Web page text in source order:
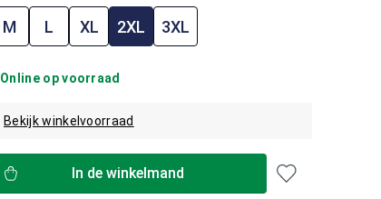
M L XL 2XL 3XL
Online op voorraad
Bekijk winkelvoorraad
In de winkelmand